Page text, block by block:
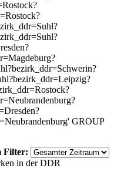
GROUP
Filter: